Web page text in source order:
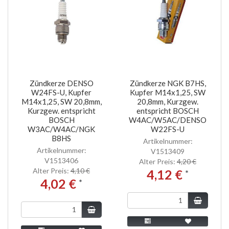
Zündkerze DENSO
W24FS-U, Kupfer
M14x1,25, SW 20,8mm,
Kurzgew. entspricht
BOSCH
W3AC/W4AC/NGK
B8HS
Artikelnummer:
V1513406
Alter Preis: 4,10 €
4,02 € *
Zündkerze NGK B7HS,
Kupfer M14x1,25, SW
20,8mm, Kurzgew.
entspricht BOSCH
W4AC/W5AC/DENSO
W22FS-U
Artikelnummer:
V1513409
Alter Preis: 4,20 €
4,12 € *